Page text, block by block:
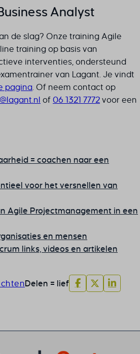
Analyst
de slag? Onze training Agile
training op basis van
interventies, ondersteund
van Lagant. Je vindt
pagina . Of neem contact op
of 06 1321 7772 voor een
= coachen naar een
voor het versnellen van
Agile Projectmanagement in een
en mensen
links, videos en artikelen
Delen = lief